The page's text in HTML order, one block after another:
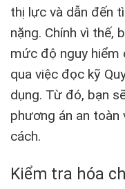
thị lực và dẫn đến
nặng. Chính vì thế,
mức độ nguy hiểm
qua việc đọc kỹ
dụng. Từ đó, bạn
phương án an
cách.
Kiểm tra hóa